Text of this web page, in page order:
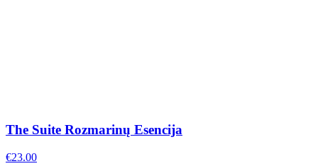
The Suite Rozmarinų Esencija
€23.00